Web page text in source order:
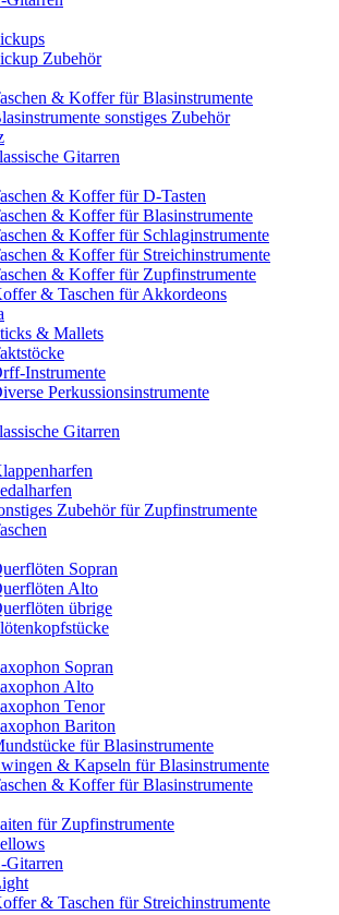
Zubehör
& Koffer für Blasinstrumente
sonstiges Zubehör
Gitarren
& Koffer für D-Tasten
& Koffer für Blasinstrumente
& Koffer für Schlaginstrumente
& Koffer für Streichinstrumente
& Koffer für Zupfinstrumente
& Taschen für Akkordeons
& Mallets
Instrumente
Perkussionsinstrumente
Gitarren
Zubehör für Zupfinstrumente
Sopran
Alto
übrige
Sopran
Alto
Tenor
Bariton
für Blasinstrumente
& Kapseln für Blasinstrumente
& Koffer für Blasinstrumente
für Zupfinstrumente
Gitarren
& Taschen für Streichinstrumente